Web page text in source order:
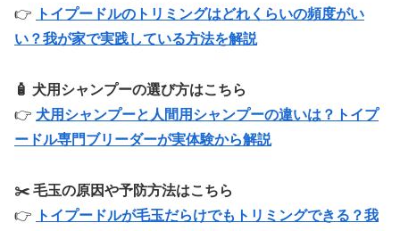
👉
トイプードルのトリミングはどれくらいの頻度がい
い？我が家で実践している方法を解説
🧴 犬用シャンプーの選び方はこちら
👉 犬用シャンプーと人間用シャンプーの違いは？トイプ
ードル専門ブリーダーが実体験から解説
✂️ 毛玉の原因や予防方法はこちら
👉
トイプードルが毛玉だらけでもトリミングできる？我